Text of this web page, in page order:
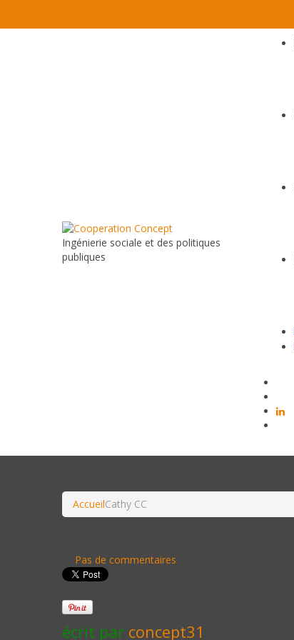
Ingénierie sociale et des politiques
publiques
AccueilCathy CC
Pas de commentaires
écrit par concept31